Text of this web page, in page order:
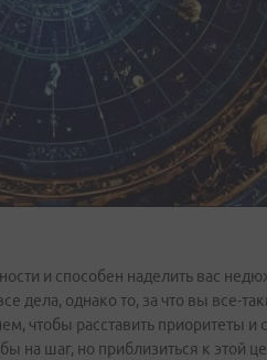
и способен наделить вас
дела, однако то, за что вы все-
чтобы расставить приоритеты
на шаг, но приблизиться к этой